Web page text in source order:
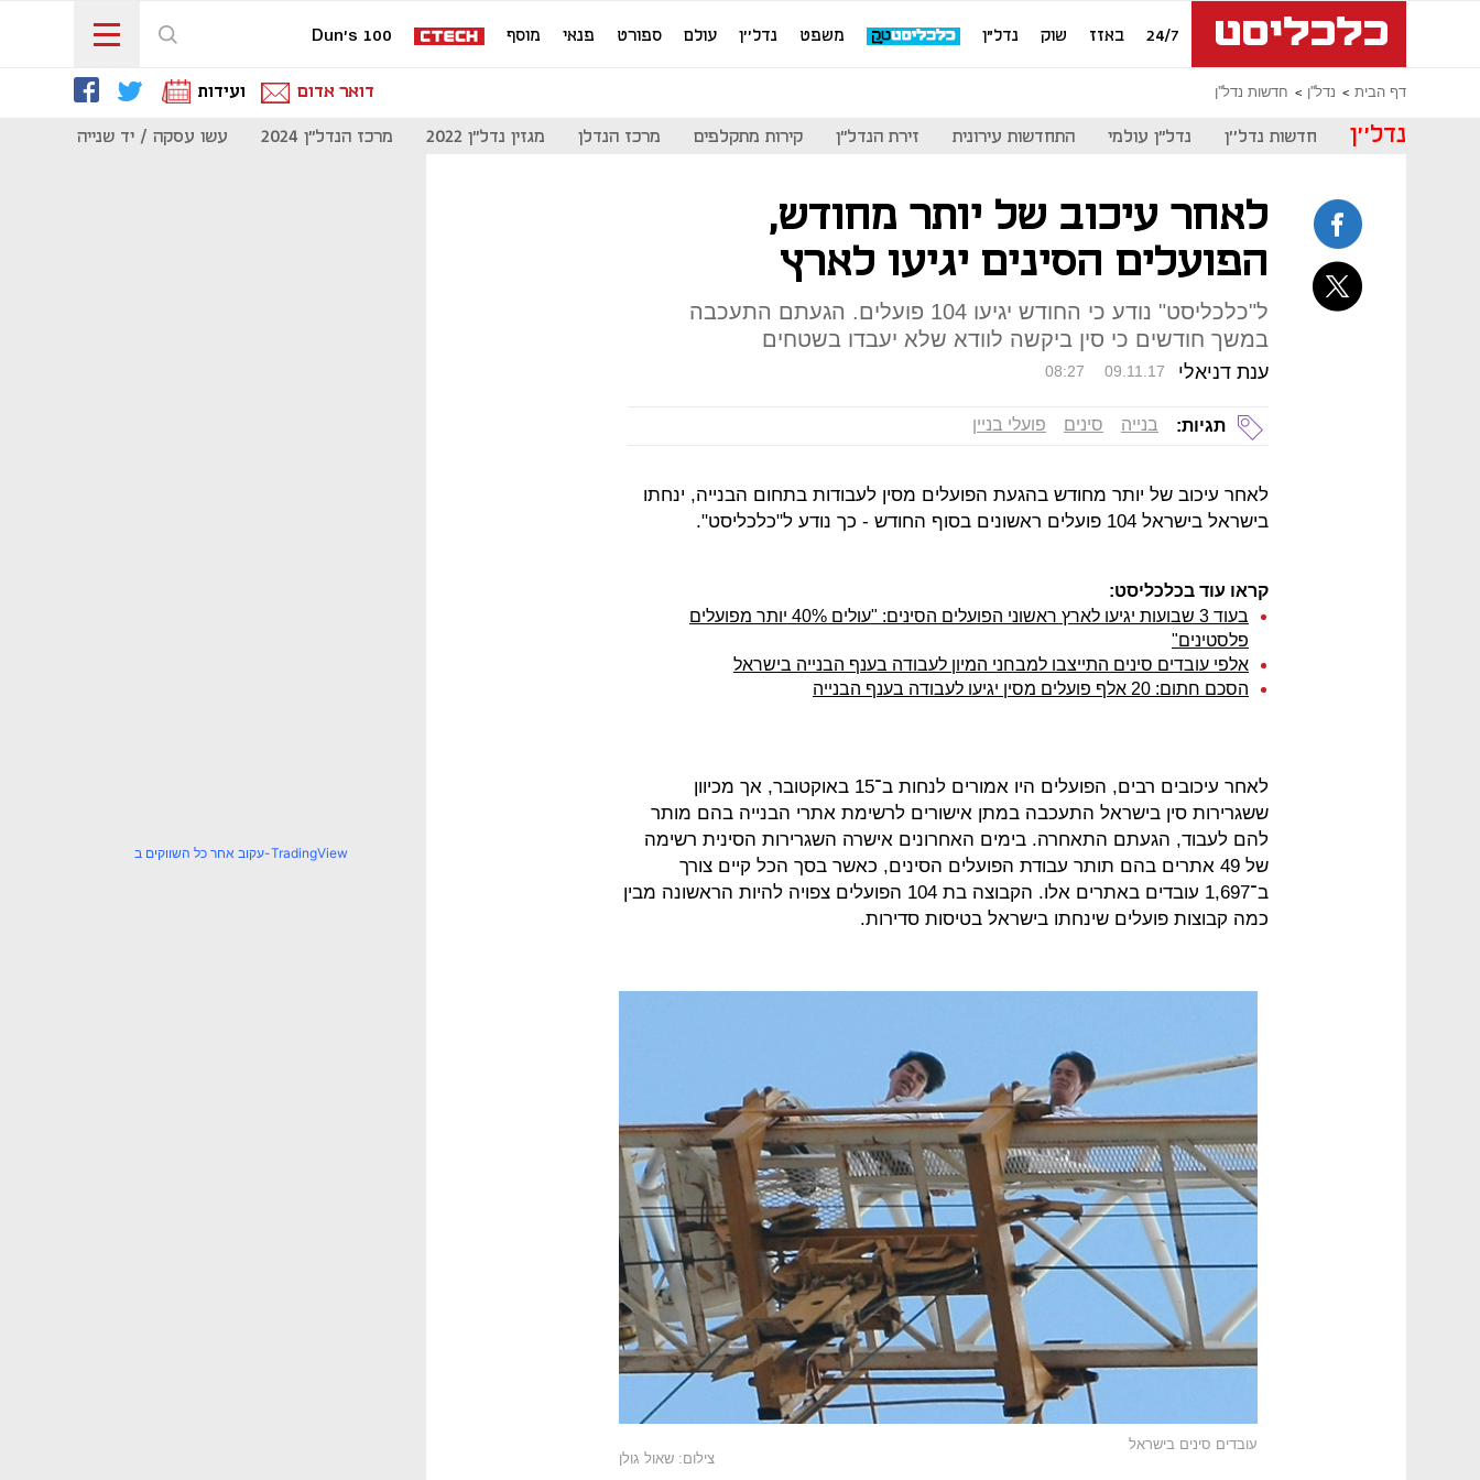
24/7 באזז שוק נדל"ן משפט נדל''ן עולם ספורט פנאי מוסף Dun's 100
דף הבית נדל''ן חדשות נדל''ן דואר אדום ועידות
נדל''ן חדשות נדל''ן נדל"ן עולמי התחדשות עירונית זירת הנדל"ן קירות מתקלפים מרכז הנדלן מגזין נדל"ן 2022 מרכז הנדל"ן 2024 עשו עסקה / יד שנייה
לאחר עיכוב של יותר מחודש,
הפועלים הסינים יגיעו לארץ
ל"כלכליסט" נודע כי החודש יגיעו 104 פועלים. הגעתם התעכבה
במשך חודשים כי סין ביקשה לוודא שלא יעבדו בשטחים
ענת דניאלי 08:27 09.11.17
תגיות: בנייה סינים פועלי בניין
לאחר עיכוב של יותר מחודש בהגעת הפועלים מסין לעבודות בתחום הבנייה, ינחתו
בישראל בישראל 104 פועלים ראשונים בסוף החודש - כך נודע ל"כלכליסט".
קראו עוד בכלכליסט:
בעוד 3 שבועות יגיעו לארץ ראשוני הפועלים הסינים: "עולים 40% יותר מפועלים
פלסטינים"
אלפי עובדים סינים התייצבו למבחני המיון לעבודה בענף הבנייה בישראל
הסכם חתום: 20 אלף פועלים מסין יגיעו לעבודה בענף הבנייה
לאחר עיכובים רבים, הפועלים היו אמורים לנחות ב־15 באוקטובר, אך מכיוון
ששגרירות סין בישראל התעכבה במתן אישורים לרשימת אתרי הבנייה בהם מותר
להם לעבוד, הגעתם התאחרה. בימים האחרונים אישרה השגרירות הסינית רשימה
של 49 אתרים בהם תותר עבודת הפועלים הסינים, כאשר בסך הכל קיים צורך
ב־1,697 עובדים באתרים אלו. הקבוצה בת 104 הפועלים צפויה להיות הראשונה מבין
כמה קבוצות פועלים שינחתו בישראל בטיסות סדירות.
עובדים סינים בישראל
צילום: שאול גולן
עקוב אחר כל השווקים ב-TradingView